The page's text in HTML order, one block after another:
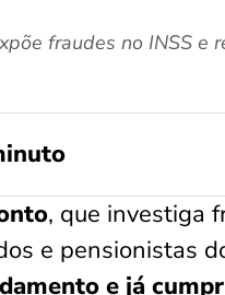
fraudes no INSS
, que investiga
e pensionistas
e já